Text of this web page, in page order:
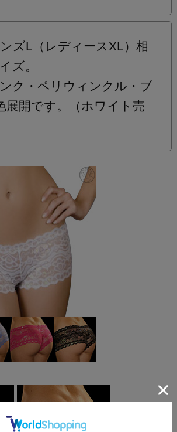
ズL（レディースXL）相
ズ。
ク・ペリウィンクル・ブ
展開です。（ホワイト売